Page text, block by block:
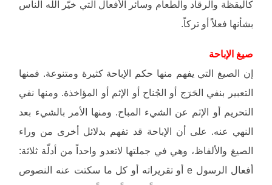
كاليقظة والرقاد والطعام وسائر الأفعال التي خيّر الله الناس
بشأنها فعلاً أو تركاً.
صيغ الإباحة
إن الصيغ التي يفهم منها حكم الإباحة كثيرة ومتنوعة. فمنها
التعبير بنفي الحَرَج أو الجُناح أو الإثم أو المؤاخذة. ومنها نفي
التحريم أو الإثم عن الشيء المباح. ومنها الأمر بالشيء بعد
النهي عنه. على أن الإباحة قد تفهم بدلائل أخرى من وراء
الصيغ والألفاظ، وهي في جملتها لاتعدو واحداً من أدلّة ثلاثة:
أفعال الرسول e أو تقريراته أو كل ما سكتت عنه النصوص